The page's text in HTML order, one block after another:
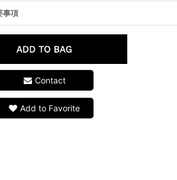
事項
Contact
Add to Favorite